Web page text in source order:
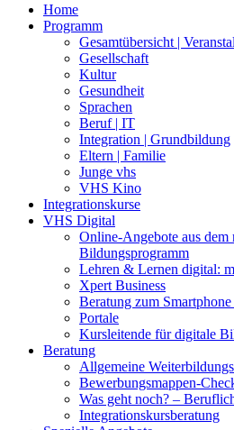
Home
Programm
Gesamtübersicht |
Gesellschaft
Kultur
Gesundheit
Sprachen
Beruf | IT
Integration | Grundbildung
Eltern | Familie
Junge vhs
VHS Kino
Integrationskurse
VHS Digital
Online-Angebote aus dem
Bildungsprogramm
Lehren & Lernen digital:
Xpert Business
Beratung zum
Portale
Kursleitende für digitale
Beratung
Allgemeine
Bewerbungsmappen-
Was geht noch? –
Integrationskursberatung